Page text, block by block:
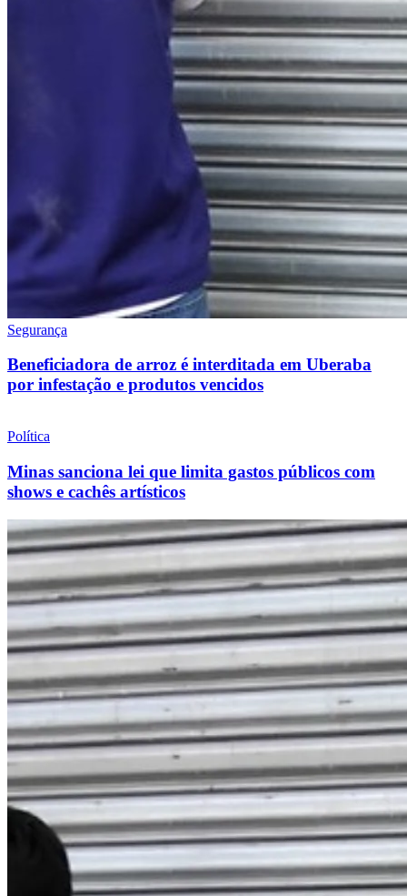
Segurança
Beneficiadora de arroz é interditada em Uberaba
por infestação e produtos vencidos
Política
Minas sanciona lei que limita gastos públicos com
shows e cachês artísticos